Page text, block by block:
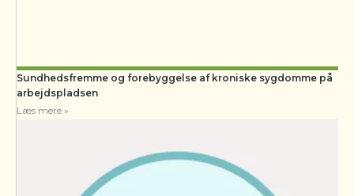
Sundhedsfremme og forebyggelse af kroniske sygdomme på
arbejdspladsen
Læs mere »